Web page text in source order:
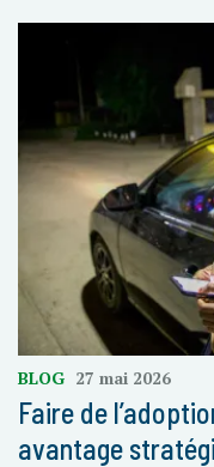
BLOG 27 mai 2026
Faire de
avantage